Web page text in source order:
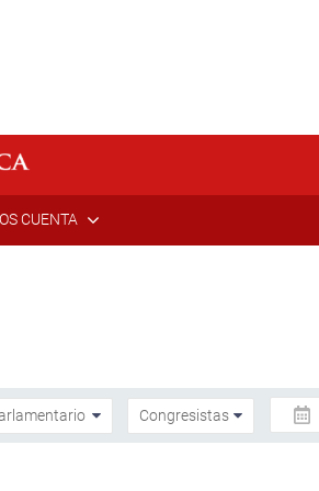
CUENTA